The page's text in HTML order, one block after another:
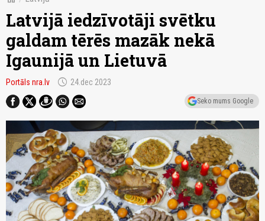
Latvijā iedzīvotāji svētku
galdam tērēs mazāk nekā
Igaunijā un Lietuvā
Portāls nra.lv schedule 24.dec 2023
Seko mums Google